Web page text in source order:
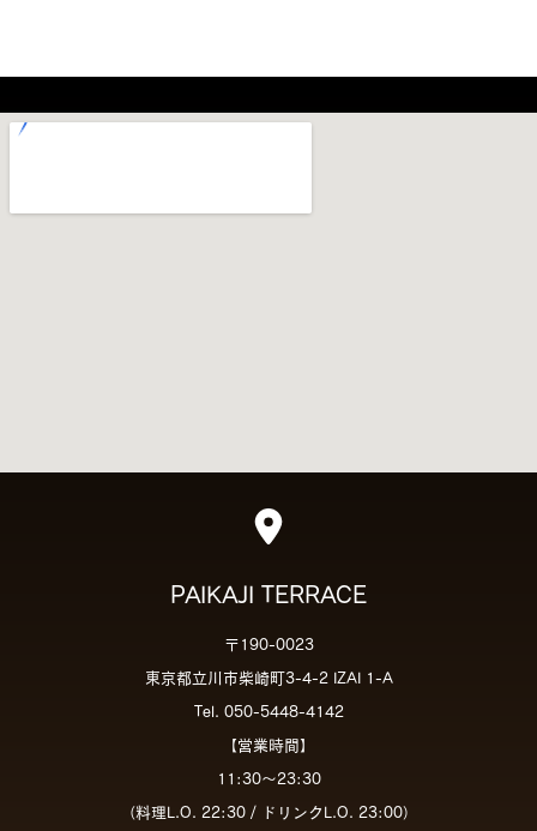
PAIKAJI TERRACE
〒190-0023
東京都立川市柴崎町3-4-2 IZAI 1-A
Tel. 050-5448-4142
【営業時間】
11:30～23:30
（料理L.O. 22:30 / ドリンクL.O. 23:00）